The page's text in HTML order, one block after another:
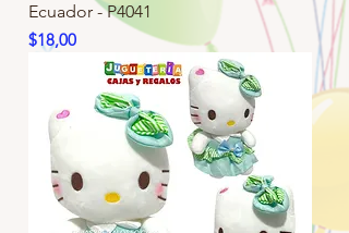
Ecuador - P4041
Precio
$18,00